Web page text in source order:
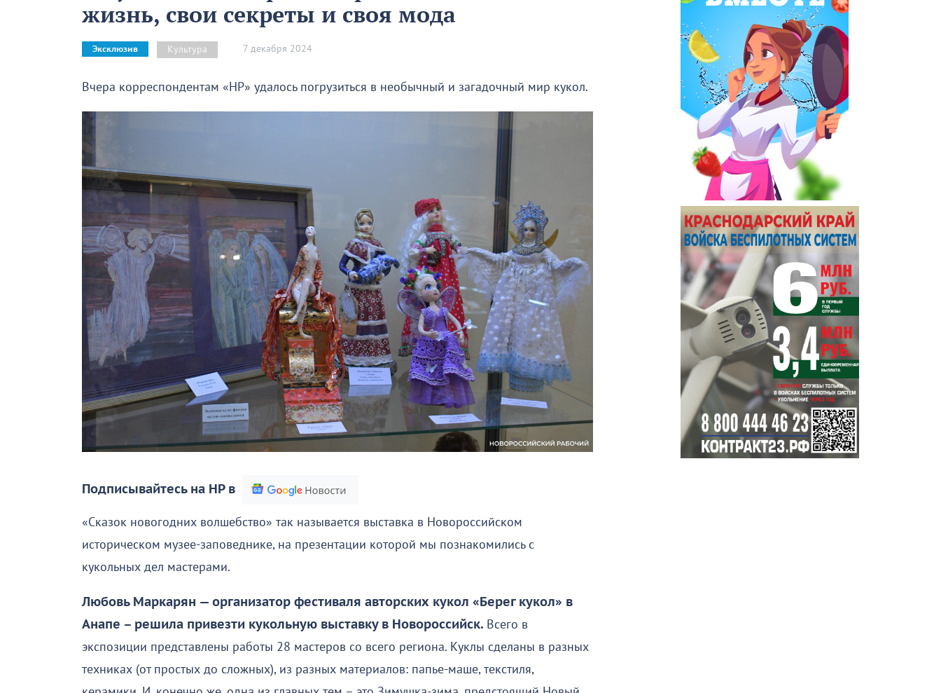
жизнь, свои секреты и своя мода
Эксклюзив Культура 7 декабря 2024
Вчера корреспондентам «НР» удалось погрузиться в необычный и загадочный мир кукол.
Подписывайтесь на НР в
«Сказок новогодних волшебство» так называется выставка в Новороссийском
историческом музее-заповеднике, на презентации которой мы познакомились с
кукольных дел мастерами.
Любовь Маркарян — организатор фестиваля авторских кукол «Берег кукол» в
Анапе – решила привезти кукольную выставку в Новороссийск. Всего в
экспозиции представлены работы 28 мастеров со всего региона. Куклы сделаны в разных
техниках (от простых до сложных), из разных материалов: папье-маше, текстиля,